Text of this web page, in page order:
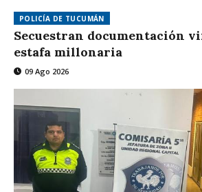
POLICÍA DE TUCUMÁN
Secuestran documentación
estafa millonaria
09 Ago 2026